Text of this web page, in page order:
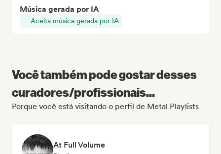
Música gerada por IA
Aceita música gerada por IA
Você também pode gostar desses
curadores/profissionais...
Porque você está visitando o perfil de Metal Playlists
At Full Volume